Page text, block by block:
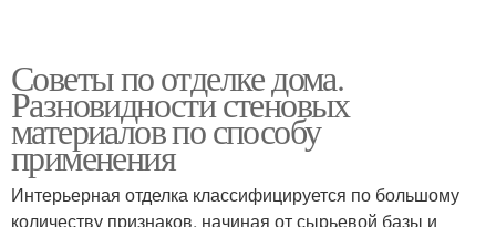
Советы по отделке дома.
Разновидности стеновых
материалов по способу
применения
Интерьерная отделка классифицируется по большому
количеству признаков, начиная от сырьевой базы и